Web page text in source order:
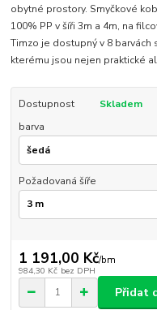
obytné prostory. Smyčkové
100% PP v šíři 3m a 4m, na
Timzo je dostupný v 8
kterému jsou nejen praktické
Dostupnost
Skladem
barva
Požadovaná šíře
1 191,00 Kč/bm
984,30 Kč bez DPH
Přidat